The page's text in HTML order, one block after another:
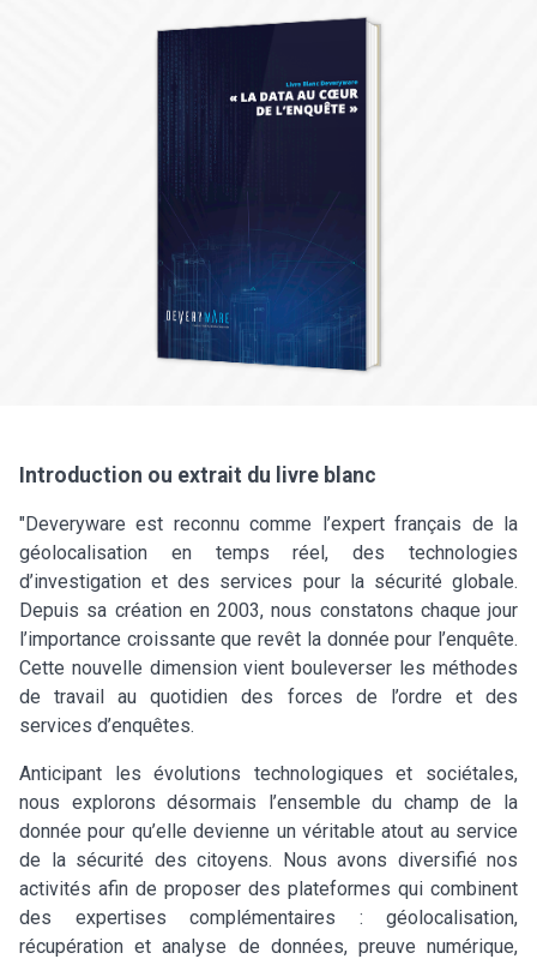
Introduction ou extrait du livre blanc
"Deveryware est reconnu comme l’expert français de la
géolocalisation en temps réel, des technologies
d’investigation et des services pour la sécurité globale.
Depuis sa création en 2003, nous constatons chaque jour
l’importance croissante que revêt la donnée pour l’enquête.
Cette nouvelle dimension vient bouleverser les méthodes
de travail au quotidien des forces de l’ordre et des
services d’enquêtes.
Anticipant les évolutions technologiques et sociétales,
nous explorons désormais l’ensemble du champ de la
donnée pour qu’elle devienne un véritable atout au service
de la sécurité des citoyens. Nous avons diversifié nos
activités afin de proposer des plateformes qui combinent
des expertises complémentaires : géolocalisation,
récupération et analyse de données, preuve numérique,